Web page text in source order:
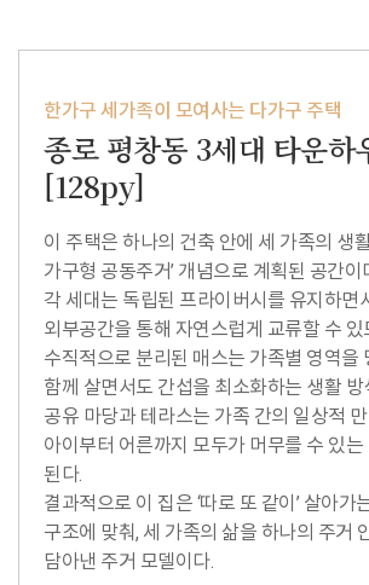
한가구 세가족이 모여사는 다가구 주택
종로 평창동 3세대 타운하
[128py]
이 주택은 하나의 건축 안에 세 가족의 생
가구형 공동주거’ 개념으로 계획된 공간이
각 세대는 독립된 프라이버시를 유지하면
외부공간을 통해 자연스럽게 교류할 수 있
수직적으로 분리된 매스는 가족별 영역을
함께 살면서도 간섭을 최소화하는 생활 방
공유 마당과 테라스는 가족 간의 일상적
아이부터 어른까지 모두가 머무를 수 있
된다.
결과적으로 이 집은 ‘따로 또 같이’ 살아가
구조에 맞춰, 세 가족의 삶을 하나의 주거
담아낸 주거 모델이다.